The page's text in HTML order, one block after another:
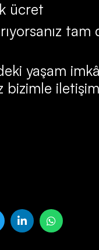
ücret
tam
yaşam
bizimle